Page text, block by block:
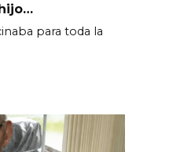
para toda la